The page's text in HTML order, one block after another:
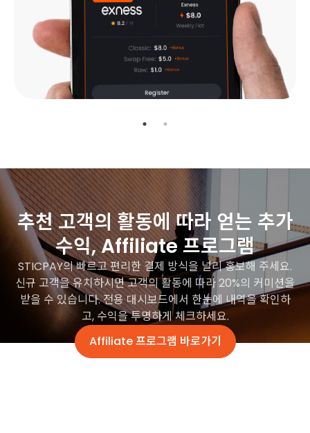
추천 고객의 활동에 따라 얻는 추가
수익, Affiliate 프로그램
STICPAY의 빠르고 편리한 결제 방식을 널리 홍보해 주세요.
신규 고객을 유치하시면 고객의 활동에 따라 20%의 커미션을
받을 수 있습니다. 전용 대시보드에서 한눈에 내역을 확인하
고, 수익을 투명하게 체크하세요.
Affiliate 프로그램 바로가기